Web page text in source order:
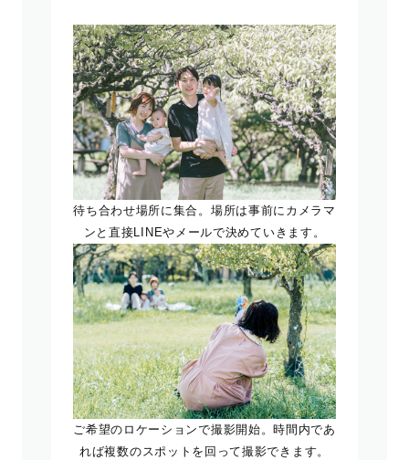
待ち合わせ場所に集合。場所は事前にカメラマ
ンと直接LINEやメールで決めていきます。
ご希望のロケーションで撮影開始。時間内であ
れば複数のスポットを回って撮影できます。